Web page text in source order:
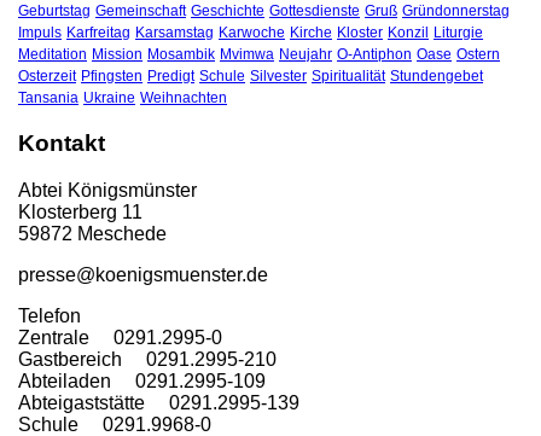
Geburtstag Gemeinschaft Geschichte Gottesdienste Gruß Gründonnerstag
Impuls Karfreitag Karsamstag Karwoche Kirche Kloster Konzil
Liturgie
Meditation Mission Mosambik Mvimwa Neujahr O-Antiphon Oase Ostern
Osterzeit Pfingsten Predigt Schule Silvester Spiritualität Stundengebet
Tansania Ukraine Weihnachten
Kontakt
Abtei Königsmünster
Klosterberg 11
59872 Meschede
presse@koenigsmuenster.de
Telefon
Zentrale 0291.2995-0
Gastbereich 0291.2995-210
Abteiladen 0291.2995-109
Abteigaststätte 0291.2995-139
Schule 0291.9968-0